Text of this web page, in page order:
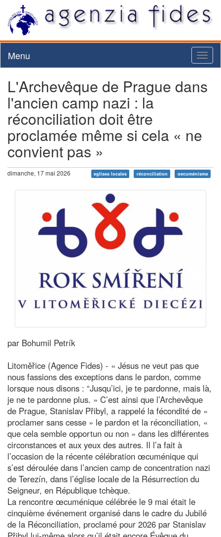
Menu
L'Archevêque de Prague dans
l'ancien camp nazi : la
réconciliation doit être
proclamée même si cela « ne
convient pas »
dimanche, 17 mai 2026 eglises locales réconciliation oecuménisme
par Bohumil Petrík
Litoměřice (Agence Fides) - « Jésus ne veut pas que
nous fassions des exceptions dans le pardon, comme
lorsque nous disons : “Jusqu’ici, je te pardonne, mais là,
je ne te pardonne plus. » C’est ainsi que l’Archevêque
de Prague, Stanislav Přibyl, a rappelé la fécondité de «
proclamer sans cesse » le pardon et la réconciliation, «
que cela semble opportun ou non » dans les différentes
circonstances et aux yeux des autres. Il l’a fait à
l’occasion de la récente célébration œcuménique qui
s’est déroulée dans l’ancien camp de concentration nazi
de Terezín, dans l’église locale de la Résurrection du
Seigneur, en République tchèque.
La rencontre œcuménique célébrée le 9 mai était le
cinquième événement organisé dans le cadre du Jubilé
de la Réconciliation, proclamé pour 2026 par Stanislav